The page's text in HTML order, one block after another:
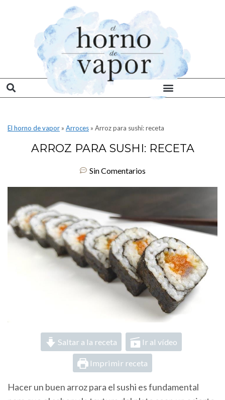
El horno de vapor » Arroces » Arroz para sushi: receta
ARROZ PARA SUSHI: RECETA
Sin Comentarios
Saltar a la receta Ir al vídeo
Imprimir receta
Hacer un buen arroz para el sushi es fundamental